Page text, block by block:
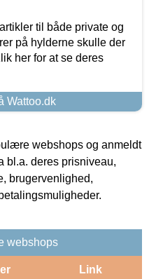
til både private og
på hylderne skulle der
her for at se deres
Wattoo.dk
webshops og anmeldt
bl.a. deres prisniveau,
brugervenlighed,
webshops
Link